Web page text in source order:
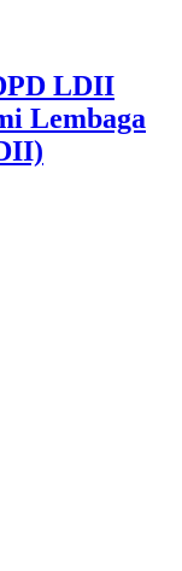
LDII
Lembaga